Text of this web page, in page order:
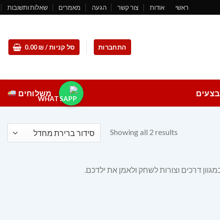
ראשי אודות צור קשר הגעה מאמרים שאלות ותשובות
התחברות סל קניות / 0.00₪
משלוחים
Showing all 2 results
דרכים וצורות לשחק ולאמן את ילדכם.